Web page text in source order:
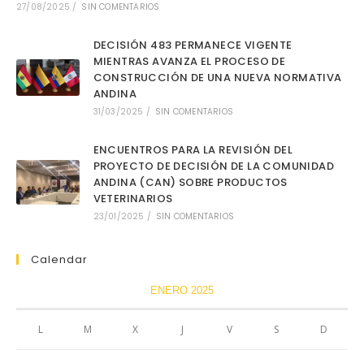
27/08/2025 / SIN COMENTARIOS
DECISIÓN 483 PERMANECE VIGENTE
MIENTRAS AVANZA EL PROCESO DE
CONSTRUCCIÓN DE UNA NUEVA NORMATIVA
ANDINA
31/03/2025 / SIN COMENTARIOS
ENCUENTROS PARA LA REVISIÓN DEL
PROYECTO DE DECISIÓN DE LA COMUNIDAD
ANDINA (CAN) SOBRE PRODUCTOS
VETERINARIOS
23/01/2025 / SIN COMENTARIOS
Calendar
ENERO 2025
L M X J V S D